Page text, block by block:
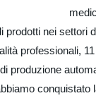
nei
professionali,
produzione
conquistato